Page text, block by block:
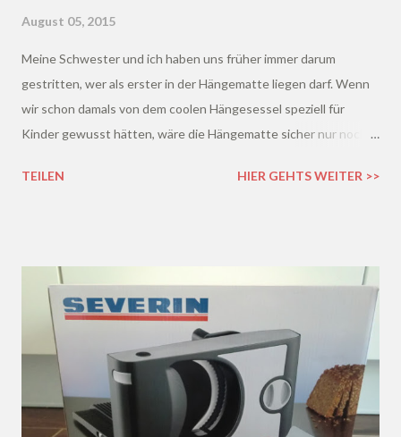
August 05, 2015
Meine Schwester und ich haben uns früher immer darum
gestritten, wer als erster in der Hängematte liegen darf. Wenn
wir schon damals von dem coolen Hängesessel speziell für
Kinder gewusst hätten, wäre die Hängematte sicher nur noch
TEILEN
HIER GEHTS WEITER >>